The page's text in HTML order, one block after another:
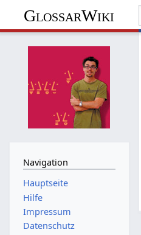
GlossarWiki
Navigation
Hauptseite
Hilfe
Impressum
Datenschutz